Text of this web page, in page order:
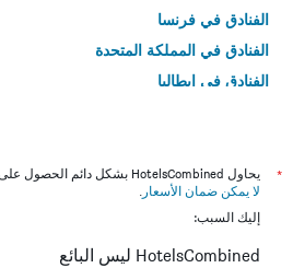
الفنادق في فرنسا
الفنادق في المملكة المتحدة
الفنادق في إيطاليا
*
يحاول HotelsCombined بشكل دائم الحصول على الأسعار الدقيقة، ولكن
لا يمكن ضمان الأسعار .
إليك السبب:
HotelsCombined ليس البائع